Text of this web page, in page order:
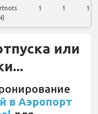
1 1 1
или
в Аэропорт